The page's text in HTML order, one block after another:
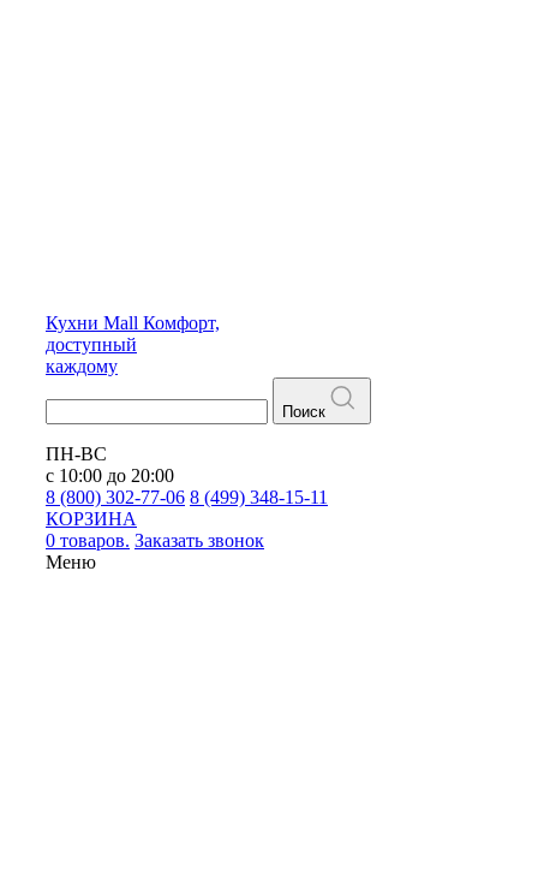
Кухни Mall Комфорт,
доступный
каждому
Поиск
ПН-ВС
с 10:00 до 20:00
8 (800) 302-77-06 8 (499) 348-15-11
КОРЗИНА
0 товаров. Заказать звонок
Меню